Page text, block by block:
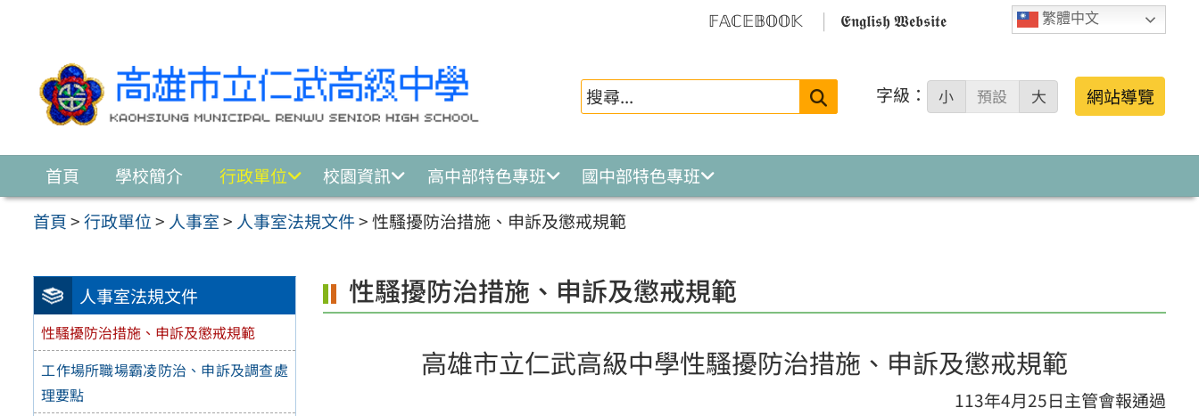
繁體中文
𝔽𝔸ℂ𝔼𝔹𝕆𝕆𝕂 𝕰𝖓𝖌𝖑𝖎𝖘𝖍 𝖂𝖊𝖇𝖘𝖎𝖙𝖊
搜
字級： 小 預設 大 網站導覽
首頁 學校簡介 行政單位 校園資訊 高中部特色專班
國中部特色專班
首頁>行政單位> 人事室> 人事室法規文件>性騷擾防治措施、申訴及懲戒規範
人事室法規文件
性騷擾防治措施、申訴及懲戒規範
工作場所職場霸凌防治、申訴及調查處
理要點
性騷擾防治措施、申訴及懲戒規範
高雄市立仁武高級中學性騷擾防治措施、申訴及懲戒規範
113年4月25日主管會報通過